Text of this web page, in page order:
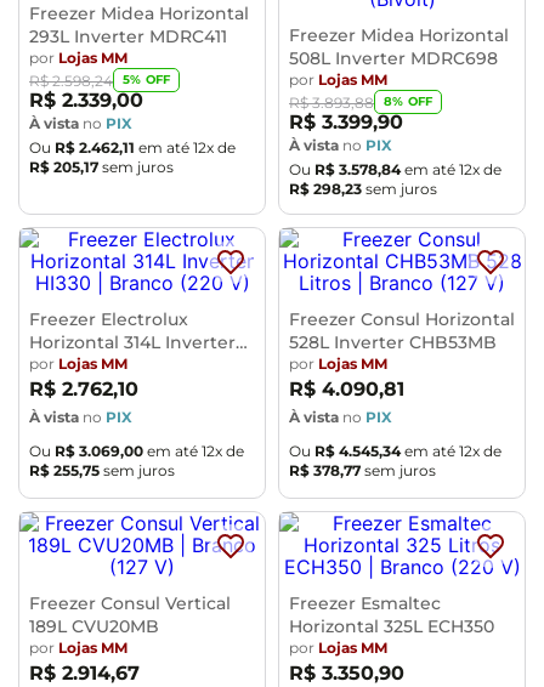
Freezer Midea Horizontal
293L Inverter MDRC411
por Lojas MM
R$ 2.598,24 5% OFF
R$ 2.339,00
À vista no PIX
Ou R$ 2.462,11 em até 12x de
R$ 205,17 sem juros
Freezer Midea Horizontal
508L Inverter MDRC698
por Lojas MM
R$ 3.893,88 8% OFF
R$ 3.399,90
À vista no PIX
Ou R$ 3.578,84em até 12x de
R$ 298,23 sem juros
Freezer Electrolux
Horizontal 314L Inverter
HI330
por Lojas MM
R$ 2.762,10
À vista no PIX
Ou R$ 3.069,00 em até 12x de
R$ 255,75 sem juros
Freezer Consul Horizontal
528L Inverter CHB53MB
por Lojas MM
R$ 4.090,81
À vista no PIX
Ou R$ 4.545,34em até 12x de
R$ 378,77 sem juros
Freezer Consul Vertical
189L CVU20MB
por Lojas MM
R$ 2.914,67
Freezer Esmaltec
Horizontal 325L ECH350
por Lojas MM
R$ 3.350,90